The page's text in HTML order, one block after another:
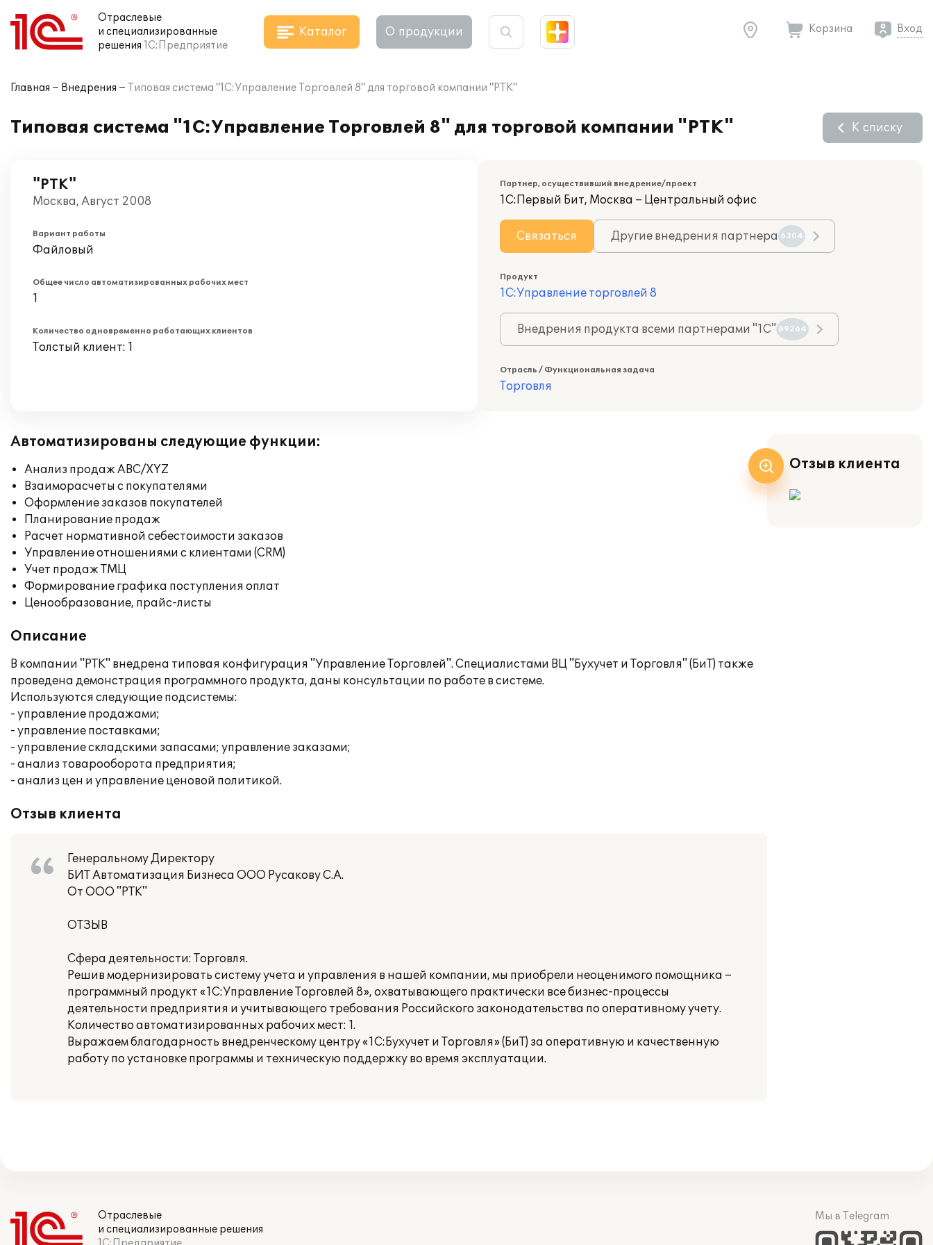
Отраслевые
и специализированные
решения 1С:Предприятие
Каталог О продукции Корзина Вход
Главная Внедрения Типовая система "1С:Управление Торговлей 8" для торговой компании "РТК"
Типовая система "1С:Управление Торговлей 8" для торговой компании "РТК" К списку
"РТК"
Москва, Август 2008
Вариант работы
Файловый
Общее число автоматизированных рабочих мест
1
Количество одновременно работающих клиентов
Толстый клиент: 1
Партнер, осуществивший внедрение/проект
1С:Первый Бит, Москва – Центральный офис
Связаться Другие внедрения партнера 6304
Продукт
1С:Управление торговлей 8
Внедрения продукта всеми партнерами "1С" 89264
Отрасль / Функциональная задача
Торговля
Автоматизированы следующие функции:
Анализ продаж ABC/XYZ
Взаиморасчеты с покупателями
Оформление заказов покупателей
Планирование продаж
Расчет нормативной себестоимости заказов
Управление отношениями с клиентами (CRM)
Учет продаж ТМЦ
Формирование графика поступления оплат
Ценообразование, прайс-листы
Описание
В компании "РТК" внедрена типовая конфигурация "Управление Торговлей". Специалистами ВЦ "Бухучет и Торговля" (БиТ) также
проведена демонстрация программного продукта, даны консультации по работе в системе.
Используются следующие подсистемы:
- управление продажами;
- управление поставками;
- управление складскими запасами; управление заказами;
- анализ товарооборота предприятия;
- анализ цен и управление ценовой политикой.
Отзыв клиента
Генеральному Директору
БИТ Автоматизация Бизнеса ООО Русакову С.А.
От ООО "РТК"
ОТЗЫВ
Сфера деятельности: Торговля.
Решив модернизировать систему учета и управления в нашей компании, мы приобрели неоценимого помощника –
программный продукт «1С:Управление Торговлей 8», охватывающего практически все бизнес-процессы
деятельности предприятия и учитывающего требования Российского законодательства по оперативному учету.
Количество автоматизированных рабочих мест: 1.
Выражаем благодарность внедренческому центру «1С:Бухучет и Торговля» (БиТ) за оперативную и качественную
работу по установке программы и техническую поддержку во время эксплуатации.
Отзыв клиента
Отраслевые
и специализированные решения
Мы в Telegram